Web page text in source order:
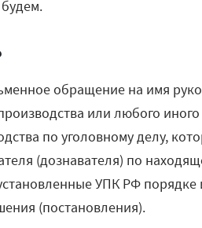
обращение на имя
или любого
по уголовному делу,
(дознавателя) по
УПК РФ порядке
(постановления).